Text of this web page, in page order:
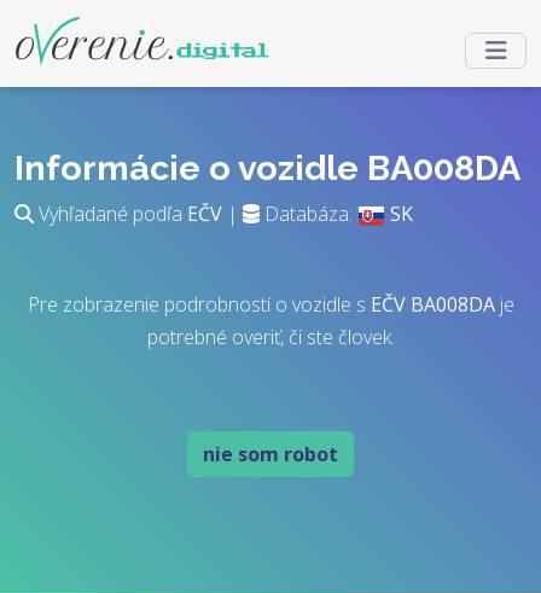
Informácie o vozidle BA008DA
Vyhľadané podľa EČV | Databáza: SK
Pre zobrazenie podrobností o vozidle s EČV BA008DAje
potrebné overiť, či ste človek.
nie som robot